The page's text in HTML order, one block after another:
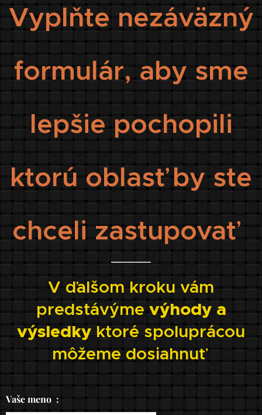
Vyplňte nezáväzný
formulár, aby sme
lepšie pochopili
ktorú oblasť by ste
chceli zastupovať
V ďalšom kroku vám
predstávýmevýhody a
výsledkyktoré spoluprácou
môžeme dosiahnuť
Vaše meno :